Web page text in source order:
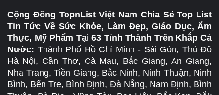
Cộng Đồng TopnList Việt Nam Chia Sẻ Top List
Tin Tức Về Sức Khỏe, Làm Đẹp, Giáo Dục, Ẩm
Thực, Mỹ Phẩm Tại 63 Tỉnh Thành Trên Khắp Cả
Nước: Thành Phố Hồ Chí Minh - Sài Gòn, Thủ Đô
Hà Nội, Cần Thơ, Cà Mau, Bắc Giang, An Giang,
Nha Trang, Tiền Giang, Bắc Ninh, Ninh Thuận, Ninh
Bình, Bến Tre, Bình Định, Đà Nẵng, Nam Định, Bình